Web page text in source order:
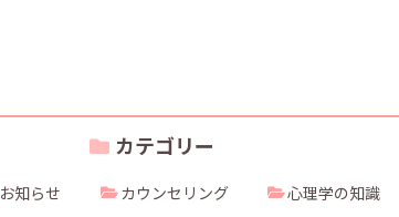
カテゴリー
お知らせ カウンセリング 心理学の知識